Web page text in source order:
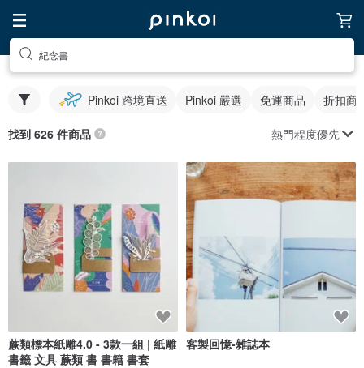
紀念書
Pinkoi 跨境直送 Pinkoi 嚴選 免運商品 折扣商
找到 626 件商品 熱門程度優先
蕨類標本紙雕4.0 - 3款一組 | 紙雕
書籤 文具 蕨類 書 書籍 書套
客製回憶-雜誌本